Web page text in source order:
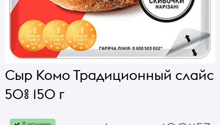
Сыр Комо Традиционный слайс
50% 150 г